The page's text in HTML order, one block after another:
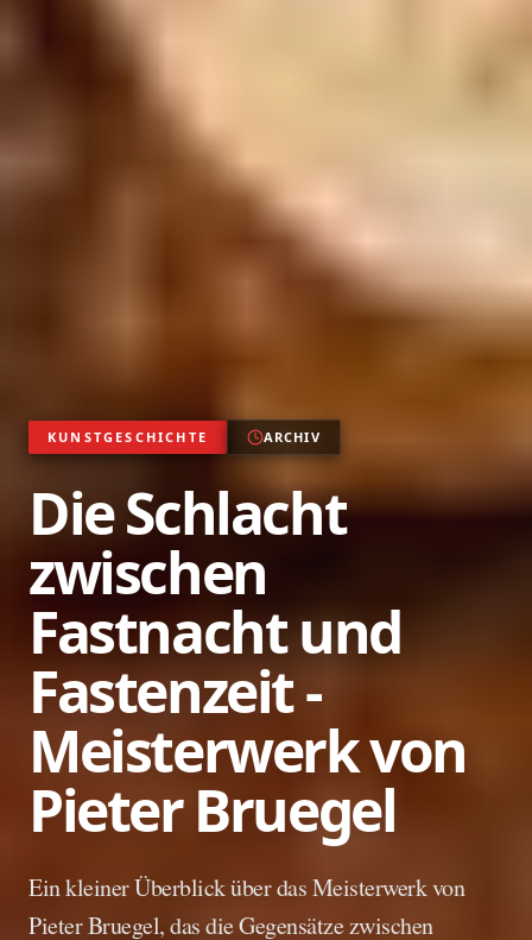
KUNSTGESCHICHTE ARCHIV
Die Schlacht
zwischen
Fastnacht und
Fastenzeit -
Meisterwerk von
Pieter Bruegel
Ein kleiner Überblick über das Meisterwerk von
Pieter Bruegel, das die Gegensätze zwischen